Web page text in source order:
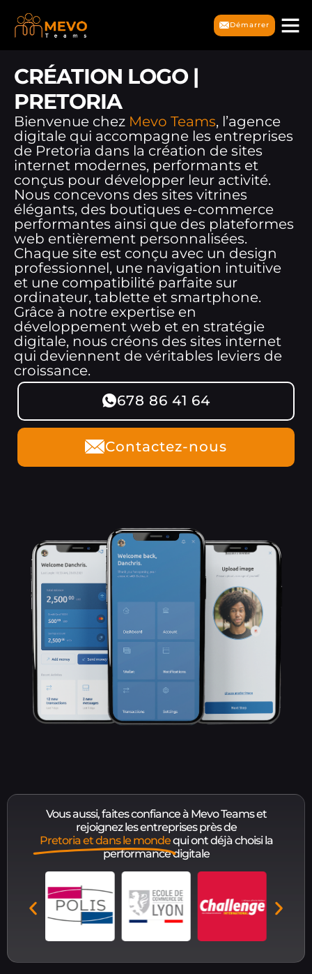
Démarrer
CRÉATION LOGO |
PRETORIA
Bienvenue chez Mevo Teams, l’agence
digitale qui accompagne les entreprises
de Pretoria dans la création de sites
internet modernes, performants et
conçus pour développer leur activité.
Nous concevons des sites vitrines
élégants, des boutiques e-commerce
performantes ainsi que des plateformes
web entièrement personnalisées.
Chaque site est conçu avec un design
professionnel, une navigation intuitive
et une compatibilité parfaite sur
ordinateur, tablette et smartphone.
Grâce à notre expertise en
développement web et en stratégie
digitale, nous créons des sites internet
qui deviennent de véritables leviers de
croissance.
678 86 41 64
Contactez-nous
Vous aussi, faites confiance à Mevo Teams et
rejoignez les entreprises près de
Pretoria et dans le mondequi ont déjà choisi la
performance digitale